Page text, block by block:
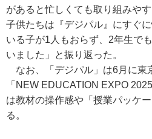
があると忙しくても取り組みや
子供たちは『デジパル』にすぐ
いる子が1人もおらず、2年生で
いました」と振り返った。
なお、「デジパル」は6月に東
「NEW EDUCATION EXPO
は教材の操作感や「授業パッケ
る。